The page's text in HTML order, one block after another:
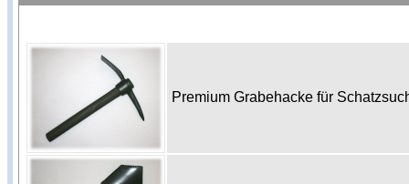
Premium Grabehacke für